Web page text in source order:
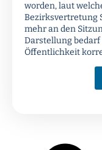
worden, laut
Bezirksvertretung
mehr an den
Darstellung
Öffentlichkeit